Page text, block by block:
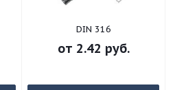
DIN 316
от 2.42 руб.